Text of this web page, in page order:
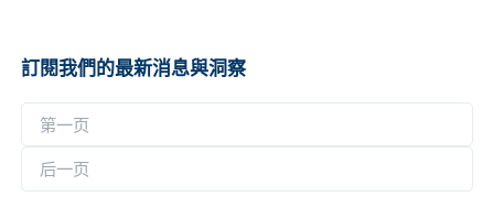
訂閱我們的最新消息與洞察
称
一